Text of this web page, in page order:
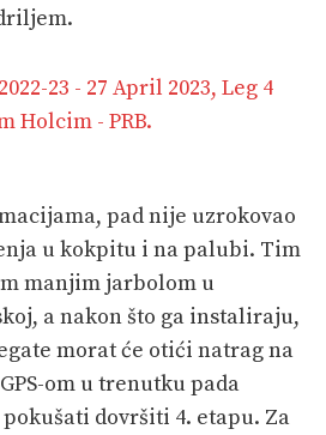
pad nije uzrokovao
u kokpitu i na palubi. Tim
manjim jarbolom u
a nakon što ga instaliraju,
morat će otići natrag na
om u trenutku pada
dovršiti 4. etapu. Za